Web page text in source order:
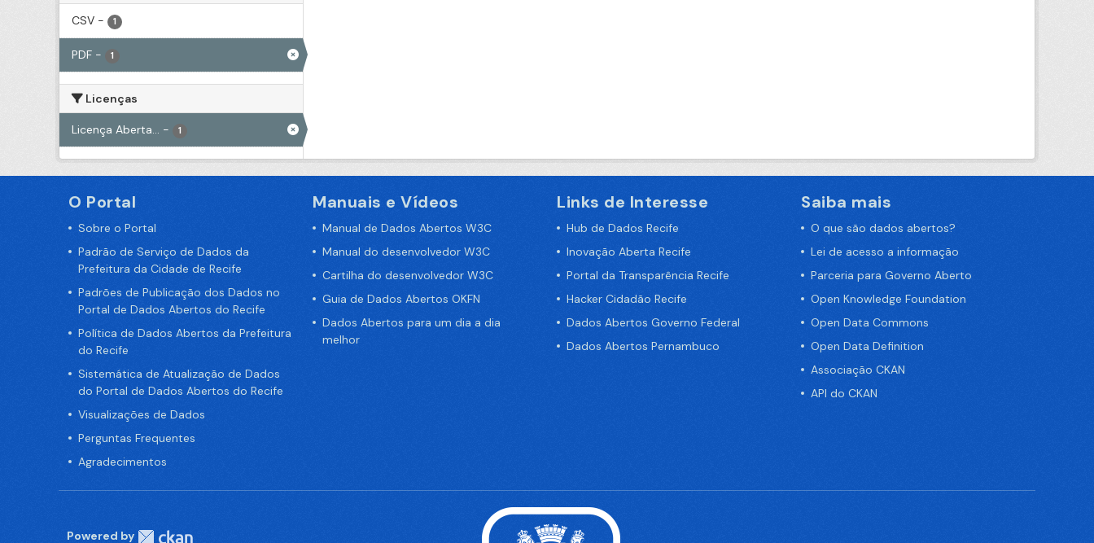
CSV - 1
PDF - 1
Licenças
Licença Aberta... - 1
O Portal
Sobre o Portal
Padrão de Serviço de Dados da
Prefeitura da Cidade de Recife
Padrões de Publicação dos Dados no
Portal de Dados Abertos do Recife
Política de Dados Abertos da Prefeitura
do Recife
Sistemática de Atualização de Dados
do Portal de Dados Abertos do Recife
Visualizações de Dados
Perguntas Frequentes
Agradecimentos
Manuais e Vídeos
Manual de Dados Abertos W3C
Manual do desenvolvedor W3C
Cartilha do desenvolvedor W3C
Guia de Dados Abertos OKFN
Dados Abertos para um dia a dia
melhor
Links de Interesse
Hub de Dados Recife
Inovação Aberta Recife
Portal da Transparência Recife
Hacker Cidadão Recife
Dados Abertos Governo Federal
Dados Abertos Pernambuco
Saiba mais
O que são dados abertos?
Lei de acesso a informação
Parceria para Governo Aberto
Open Knowledge Foundation
Open Data Commons
Open Data Definition
Associação CKAN
API do CKAN
Powered by